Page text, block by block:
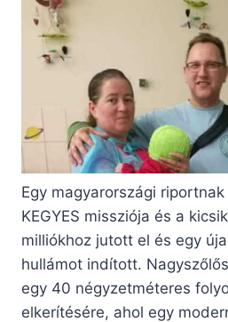
Egy magyarországi
KEGYES missziója és a
milliókhoz jutott el és egy
hullámot indított.
egy 40 négyzetméteres
elkerítésére, ahol egy